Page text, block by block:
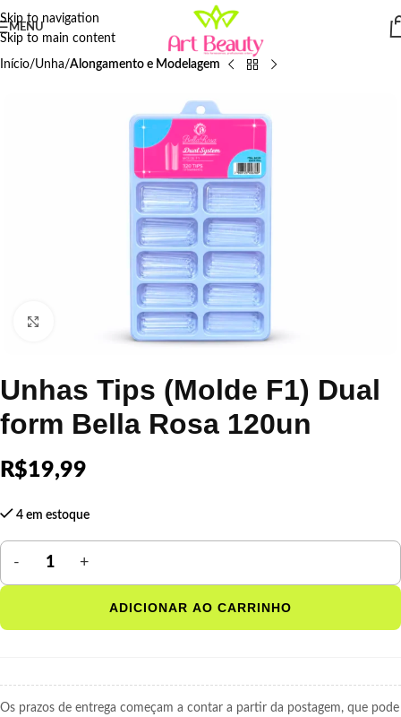
Skip to navigation
Skip to main content
MENU
Início Unha Alongamento e Modelagem
Unhas Tips (Molde F1) Dual
form Bella Rosa 120un
R$19,99
4 em estoque
ADICIONAR AO CARRINHO
Os prazos de entrega começam a contar a partir da postagem, que pode